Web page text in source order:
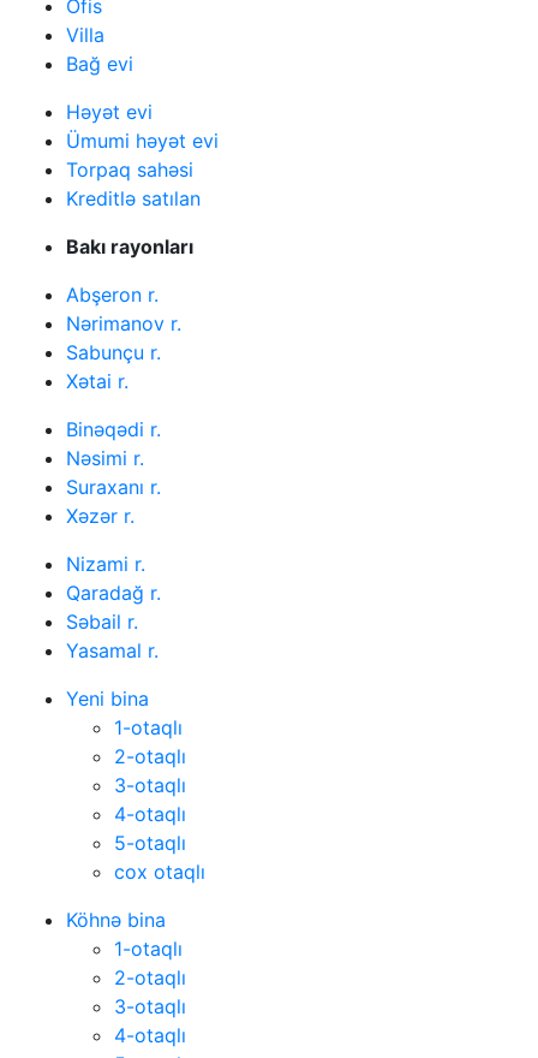
Ofis
Villa
Bağ evi
Həyət evi
Ümumi həyət evi
Torpaq sahəsi
Kreditlə satılan
Bakı rayonları
Abşeron r.
Nərimanov r.
Sabunçu r.
Xətai r.
Binəqədi r.
Nəsimi r.
Suraxanı r.
Xəzər r.
Nizami r.
Qaradağ r.
Səbail r.
Yasamal r.
Yeni bina
1-otaqlı
2-otaqlı
3-otaqlı
4-otaqlı
5-otaqlı
cox otaqlı
Köhnə bina
1-otaqlı
2-otaqlı
3-otaqlı
4-otaqlı